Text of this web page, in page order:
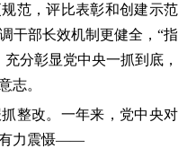
，评比表彰和创建示范
干部长效机制更健全，“指
分彰显党中央一抓到底，
志。
改。一年来，党中央对
有力震慑——